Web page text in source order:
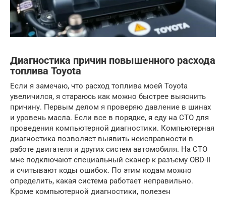
Диагностика причин повышенного расхода
топлива Toyota
Если я замечаю, что расход топлива моей Toyota
увеличился, я стараюсь как можно быстрее выяснить
причину. Первым делом я проверяю давление в шинах
и уровень масла. Если все в порядке, я еду на СТО для
проведения компьютерной диагностики. Компьютерная
диагностика позволяет выявить неисправности в
работе двигателя и других систем автомобиля. На СТО
мне подключают специальный сканер к разъему OBD-II
и считывают коды ошибок. По этим кодам можно
определить, какая система работает неправильно.
Кроме компьютерной диагностики, полезен